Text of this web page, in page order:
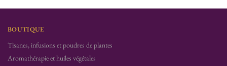
BOUTIQUE
Tisanes, infusions et poudres de plantes
Aromathérapie et huiles végétales